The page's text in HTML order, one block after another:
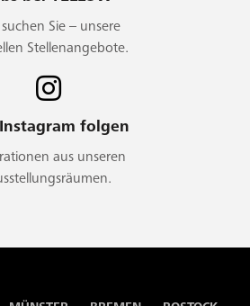
Sie – unsere
Stellenangebote.
folgen
aus unseren